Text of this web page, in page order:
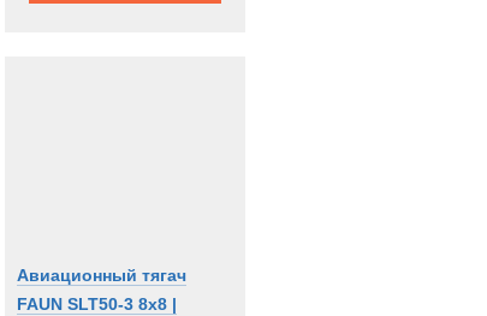
Авиационный тягач
FAUN SLT50-3 8х8 |